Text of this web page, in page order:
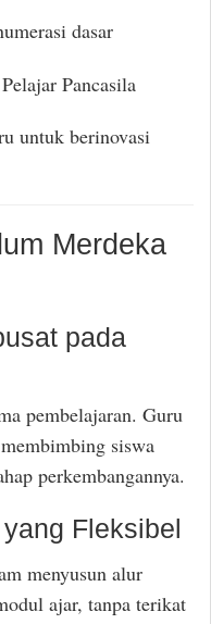
dasar
Pancasila
untuk berinovasi
Merdeka
pada
pembelajaran. Guru
siswa
perkembangannya.
Fleksibel
menyusun alur
ajar, tanpa terikat